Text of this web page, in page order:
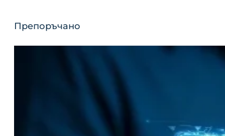
Препоръчано